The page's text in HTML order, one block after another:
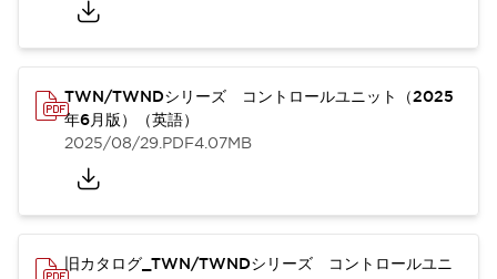
TWN/TWNDシリーズ コントロールユニット（2025
年6月版）（英語）
2025/08/29.PDF4.07MB
旧カタログ_TWN/TWNDシリーズ コントロールユニ